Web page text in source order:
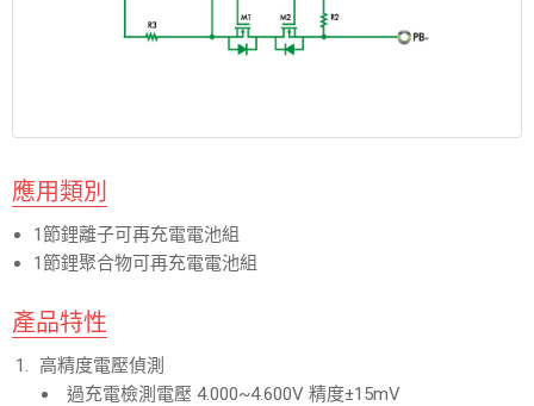
應用類別
1節鋰離子可再充電電池組
1節鋰聚合物可再充電電池組
產品特性
高精度電壓偵測
過充電檢測電壓 4.000~4.600V 精度±15mV